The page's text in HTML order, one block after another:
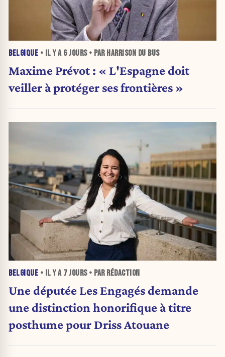
BELGIQUE • IL Y A 6 JOURS• PAR HARRISON DU BUS
Maxime Prévot : « L'Espagne doit
veiller à protéger ses frontières »
BELGIQUE • IL Y A 7 JOURS• PAR RÉDACTION
Une députée Les Engagés demande
une distinction honorifique à titre
posthume pour Driss Atouane